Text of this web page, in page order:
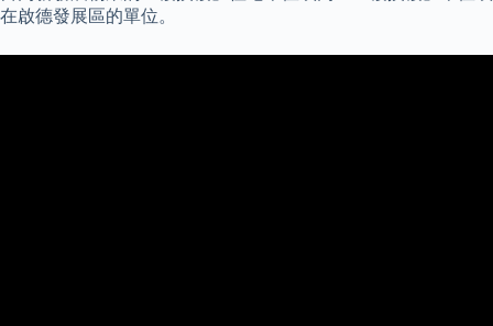
在啟德發展區的單位。